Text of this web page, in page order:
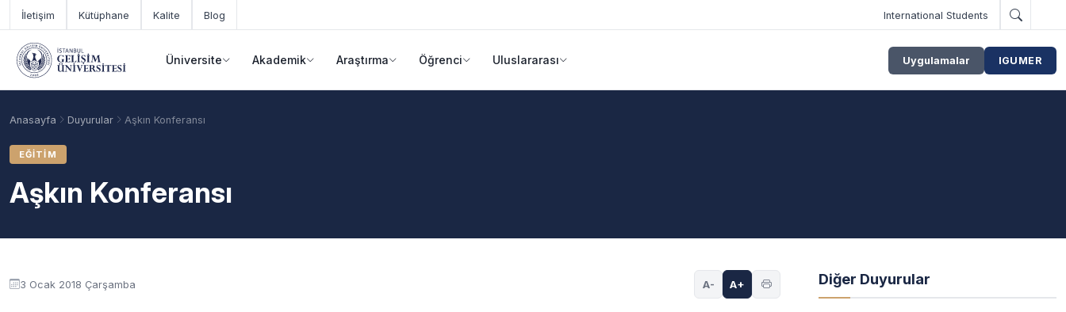
Ana içeriğe geç
İletişim Kütüphane Kalite Blog International Students
Üniversite Akademik Araştırma Öğrenci Uluslararası Uygulamalar IGUMER
Anasayfa Duyurular Aşkın Konferansı
EĞITIM
Aşkın Konferansı
Duyuru içeriği
3 Ocak 2018 Çarşamba A- A+ Diğer Duyurular